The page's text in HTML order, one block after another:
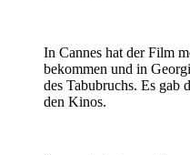
In Cannes hat der Film
bekommen und in
des Tabubruchs. Es gab
den Kinos.